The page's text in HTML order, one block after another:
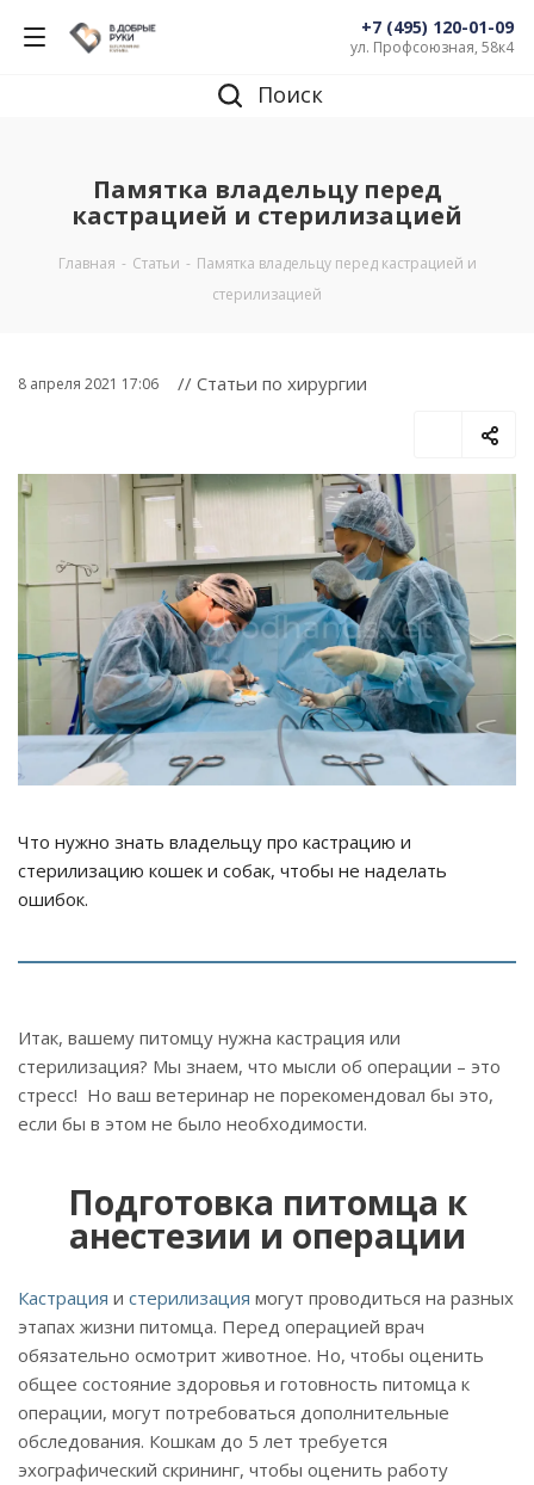
+7 (495) 120-01-09
ул. Профсоюзная, 58к4
Поиск
Памятка владельцу перед
кастрацией и стерилизацией
Главная - Статьи - Памятка владельцу перед кастрацией и
стерилизацией
8 апреля 2021 17:06 // Статьи по хирургии
Что нужно знать владельцу про кастрацию и
стерилизацию кошек и собак, чтобы не наделать
ошибок.
Итак, вашему питомцу нужна кастрация или
стерилизация? Мы знаем, что мысли об операции – это
стресс! Но ваш ветеринар не порекомендовал бы это,
если бы в этом не было необходимости.
Подготовка питомца к
анестезии и операции
Кастрация и стерилизация могут проводиться на разных
этапах жизни питомца. Перед операцией врач
обязательно осмотрит животное. Но, чтобы оценить
общее состояние здоровья и готовность питомца к
операции, могут потребоваться дополнительные
обследования. Кошкам до 5 лет требуется
эхографический скрининг, чтобы оценить работу